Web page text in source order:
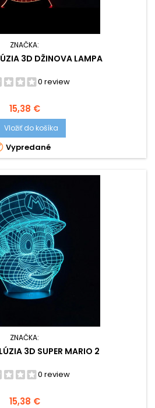
ZNAČKA:
3D DŽINOVA LAMPA
0 review
Cena
15,38 €
Vložiť do košíka
Vypredané
ZNAČKA:
3D SUPER MARIO 2
0 review
Cena
15,38 €